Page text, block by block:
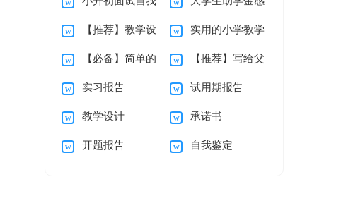
介绍 谢信15篇
【推荐】教学设
计方案模板汇编八篇
实用的小学教学
计划二年级三篇
【必备】简单的
自我介绍范文汇编五
篇
【推荐】写给父
母的感谢信三篇
实习报告 试用期报告
教学设计 承诺书
开题报告 自我鉴定